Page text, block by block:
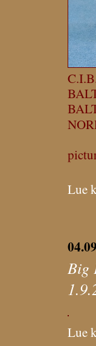
Lue
Big
Lue